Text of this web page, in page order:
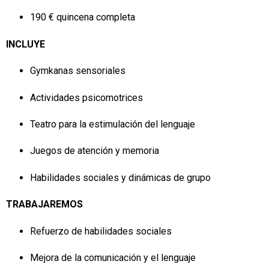
190 € quincena completa
INCLUYE
Gymkanas sensoriales
Actividades psicomotrices
Teatro para la estimulación del lenguaje
Juegos de atención y memoria
Habilidades sociales y dinámicas de grupo
TRABAJAREMOS
Refuerzo de habilidades sociales
Mejora de la comunicación y el lenguaje